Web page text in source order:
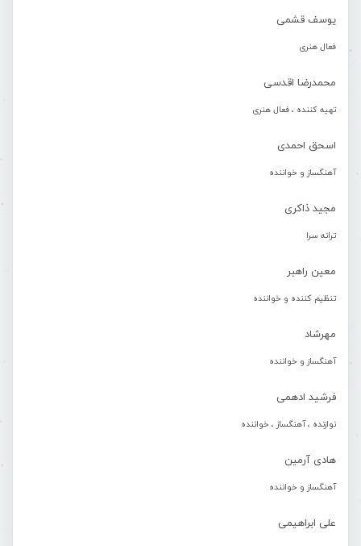
یوسف قشمی
فعال هنری
محمدرضا اقدسی
تهیه کننده ، فعال هنری
اسحق احمدی
آهنگساز و خواننده
مجید ذاکری
ترانه سرا
معین راهبر
تنظیم کننده و خواننده
مهرشاد
آهنگساز و خواننده
فرشید ادهمی
نوازنده ، آهنگساز ، خواننده
هادی آرمین
آهنگساز و خواننده
علی ابراهیمی